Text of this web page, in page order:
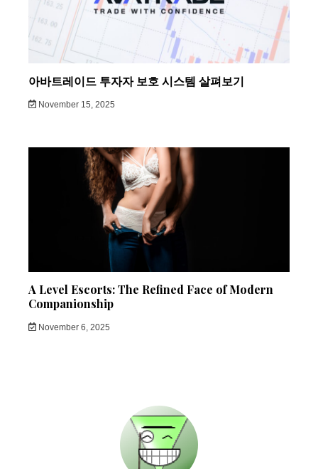
아바트레이드 투자자 보호 시스템 살펴보기
November 15, 2025
A Level Escorts: The Refined Face of Modern
Companionship
November 6, 2025